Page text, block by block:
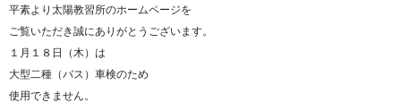
平素より太陽教習所のホームページを
ご覧いただき誠にありがとうございます。
１月１８日（木）は
大型二種（バス）車検のため
使用できません。